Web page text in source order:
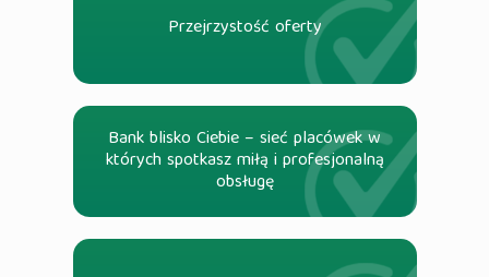
Przejrzystość oferty
Bank blisko Ciebie – sieć placówek w
których spotkasz miłą i profesjonalną
obsługę